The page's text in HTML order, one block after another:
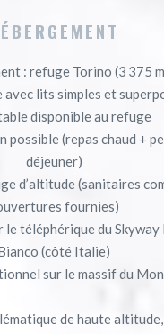
: refuge Torino (3 375
lits simples et
disponible au refuge
possible (repas chaud +
déjeuner)
d’altitude (sanitaires
fournies)
le téléphérique du
(côté Italie)
sur le massif du
de haute